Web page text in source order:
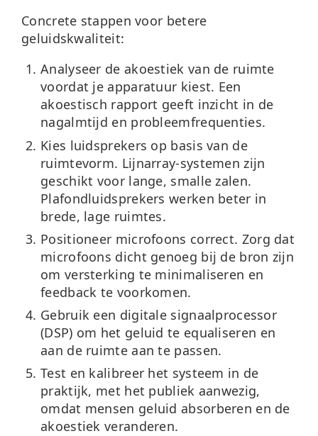
Concrete stappen voor betere
geluidskwaliteit:
Analyseer de akoestiek van de ruimte
voordat je apparatuur kiest. Een
akoestisch rapport geeft inzicht in de
nagalmtijd en probleemfrequenties.
Kies luidsprekers op basis van de
ruimtevorm. Lijnarray-systemen zijn
geschikt voor lange, smalle zalen.
Plafondluidsprekers werken beter in
brede, lage ruimtes.
Positioneer microfoons correct. Zorg dat
microfoons dicht genoeg bij de bron zijn
om versterking te minimaliseren en
feedback te voorkomen.
Gebruik een digitale signaalprocessor
(DSP) om het geluid te equaliseren en
aan de ruimte aan te passen.
Test en kalibreer het systeem in de
praktijk, met het publiek aanwezig,
omdat mensen geluid absorberen en de
akoestiek veranderen.